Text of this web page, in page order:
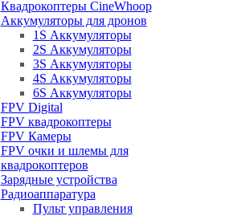
Квадрокоптеры CineWhoop
Аккумуляторы для дронов
1S Аккумуляторы
2S Аккумуляторы
3S Аккумуляторы
4S Аккумуляторы
6S Аккумуляторы
FPV Digital
FPV квадрокоптеры
FPV Камеры
FPV очки и шлемы для
квадрокоптеров
Зарядные устройства
Радиоаппаратура
Пульт управления